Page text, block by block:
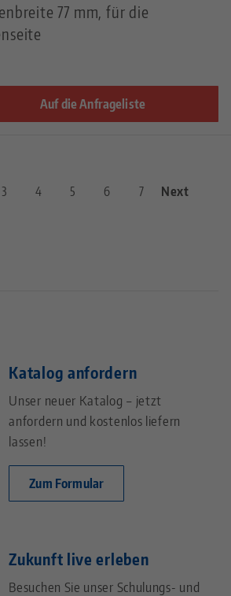
77 mm, für die
Auf die Anfrageliste
Page
3 Page
4 Page
5 Page
6 Page
7
Nächste
Next
Katalog anfordern
Unser neuer Katalog – jetzt
anfordern und kostenlos liefern
lassen!
Zum Formular
Zukunft live erleben
Besuchen Sie unser Schulungs- und